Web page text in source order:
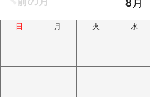
日 月 火 水